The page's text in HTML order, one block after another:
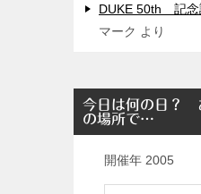
DUKE 50th 記念
マーク より
今日は何の日？
の場所で…
開催年 2005